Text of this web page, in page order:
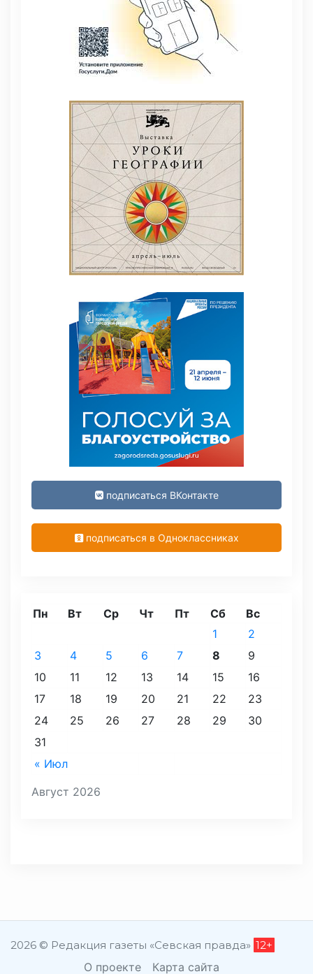
подписаться ВКонтакте
подписаться в Одноклассниках
Август 2026
Пн Вт Ср Чт Пт Сб Вс
« Июл
1
2
3
4 5 6 7 8
9
10
11 12 13 14 15
16
17
18 19 20 21 22
23
24
25 26 27 28 29
30
31
2026 © Редакция газеты «Севская правда» 12+
О проекте Карта сайта